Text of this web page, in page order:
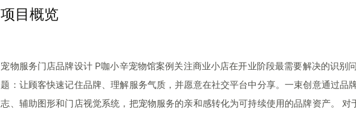
项目概览
宠物服务门店品牌设计 P咖小辛宠物馆案例关注商业小店在开业阶段最需要解决的识别问
题：让顾客快速记住品牌、理解服务气质，并愿意在社交平台中分享。一束创意通过品
志、辅助图形和门店视觉系统，把宠物服务的亲和感转化为可持续使用的品牌资产。 对